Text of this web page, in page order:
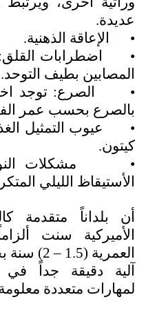
عديدة.
•
الإعاقة الذهنية.
•
اضطرابات
المصابين بطيف التوحد.
•
الصرع: توجد
بالصرع بحسب عمر
•
عيوب التمثيل
كيتون.
•
مشكلات
الأستيقاظ الليلي
أن بلداناً متقدمة
الأميركية سنت
العمرية
آلية دقيقة جداً في
لمهارات متعددة